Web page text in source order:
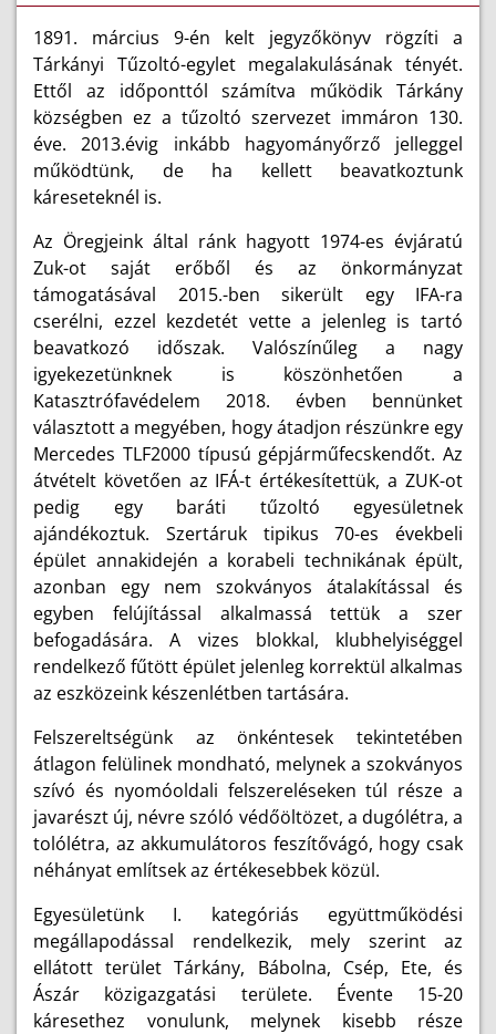
1891. március 9-én kelt jegyzőkönyv rögzíti a
Tárkányi Tűzoltó-egylet megalakulásának tényét.
Ettől az időponttól számítva működik Tárkány
községben ez a tűzoltó szervezet immáron 130.
éve. 2013.évig inkább hagyományőrző jelleggel
működtünk, de ha kellett beavatkoztunk
káreseteknél is.
Az Öregjeink által ránk hagyott 1974-es évjáratú
Zuk-ot saját erőből és az önkormányzat
támogatásával 2015.-ben sikerült egy IFA-ra
cserélni, ezzel kezdetét vette a jelenleg is tartó
beavatkozó időszak. Valószínűleg a nagy
igyekezetünknek is köszönhetően a
Katasztrófavédelem 2018. évben bennünket
választott a megyében, hogy átadjon részünkre egy
Mercedes TLF2000 típusú gépjárműfecskendőt. Az
átvételt követően az IFÁ-t értékesítettük, a ZUK-ot
pedig egy baráti tűzoltó egyesületnek
ajándékoztuk. Szertáruk tipikus 70-es évekbeli
épület annakidején a korabeli technikának épült,
azonban egy nem szokványos átalakítással és
egyben felújítással alkalmassá tettük a szer
befogadására. A vizes blokkal, klubhelyiséggel
rendelkező fűtött épület jelenleg korrektül alkalmas
az eszközeink készenlétben tartására.
Felszereltségünk az önkéntesek tekintetében
átlagon felülinek mondható, melynek a szokványos
szívó és nyomóoldali felszereléseken túl része a
javarészt új, névre szóló védőöltözet, a dugólétra, a
tolólétra, az akkumulátoros feszítővágó, hogy csak
néhányat említsek az értékesebbek közül.
Egyesületünk I. kategóriás együttműködési
megállapodással rendelkezik, mely szerint az
ellátott terület Tárkány, Bábolna, Csép, Ete, és
Ászár közigazgatási területe. Évente 15-20
káresethez vonulunk, melynek kisebb része